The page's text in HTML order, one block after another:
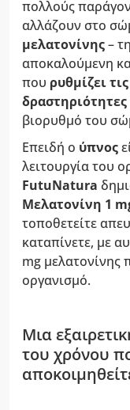
πολλούς
αλλάζουν στο
μελατονίνης–
αποκαλούμενη
που ρυθμίζει
δραστηριότητες
βιορυθμό του
Επειδή ο ύπνος
λειτουργία του
FutuNatura
Μελατονίνη 1
τοποθετείτε
καταπίνετε, με
mg μελατονίνης
οργανισμό.
Μια
του χρόνου